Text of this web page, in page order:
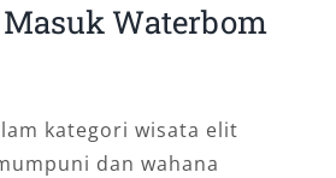
Waterbom
kategori wisata elit
dan wahana